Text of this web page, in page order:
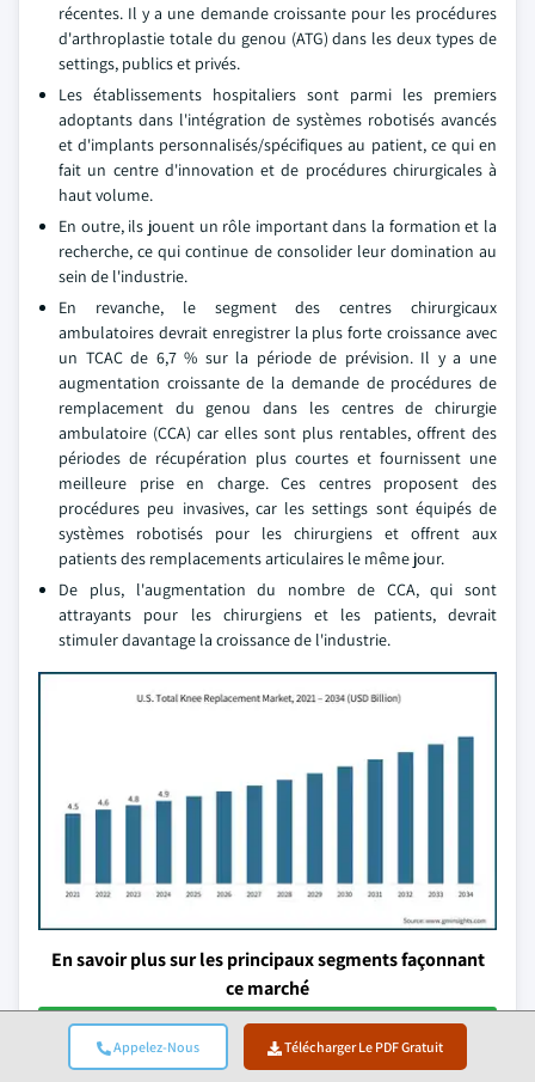
Appelez-Nous Télécharger Le PDF Gratuit
récentes. Il y a une demande croissante pour les procédures
d'arthroplastie totale du genou (ATG) dans les deux types de
settings, publics et privés.
Les établissements hospitaliers sont parmi les premiers
adoptants dans l'intégration de systèmes robotisés avancés
et d'implants personnalisés/spécifiques au patient, ce qui en
fait un centre d'innovation et de procédures chirurgicales à
haut volume.
En outre, ils jouent un rôle important dans la formation et la
recherche, ce qui continue de consolider leur domination au
sein de l'industrie.
En revanche, le segment des centres chirurgicaux
ambulatoires devrait enregistrer la plus forte croissance avec
un TCAC de 6,7 % sur la période de prévision. Il y a une
augmentation croissante de la demande de procédures de
remplacement du genou dans les centres de chirurgie
ambulatoire (CCA) car elles sont plus rentables, offrent des
périodes de récupération plus courtes et fournissent une
meilleure prise en charge. Ces centres proposent des
procédures peu invasives, car les settings sont équipés de
systèmes robotisés pour les chirurgiens et offrent aux
patients des remplacements articulaires le même jour.
De plus, l'augmentation du nombre de CCA, qui sont
attrayants pour les chirurgiens et les patients, devrait
stimuler davantage la croissance de l'industrie.
En savoir plus sur les principaux segments façonnant
ce marché
Télécharger le PDF gratuit